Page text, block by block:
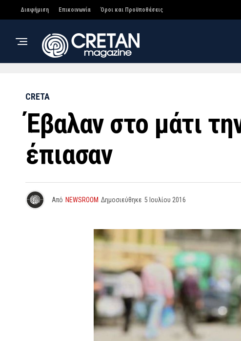
Διαφήμιση Επικοινωνία Όροι και Προϋποθέσεις
CRETA
Έβαλαν στο μάτι
έπιασαν
Από NEWSROOM Δημοσιεύθηκε 5 Ιουλίου 2016